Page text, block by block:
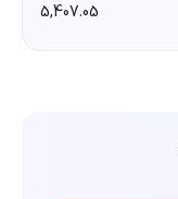
5,407.05